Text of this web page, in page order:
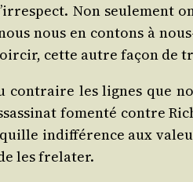
Non seule­ment
nous en contons à
cette autre façon de
contraire les lignes que
fomen­té contre
indif­fé­rence aux
les frelater.